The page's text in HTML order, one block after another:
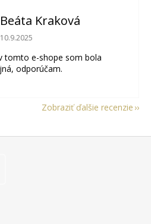
Beáta Kraková
Hodnotenie obchodu je 5 z 5
10.9.2025
tomto e-shope som bola
odporúčam.
Zobraziť ďalšie recenzie